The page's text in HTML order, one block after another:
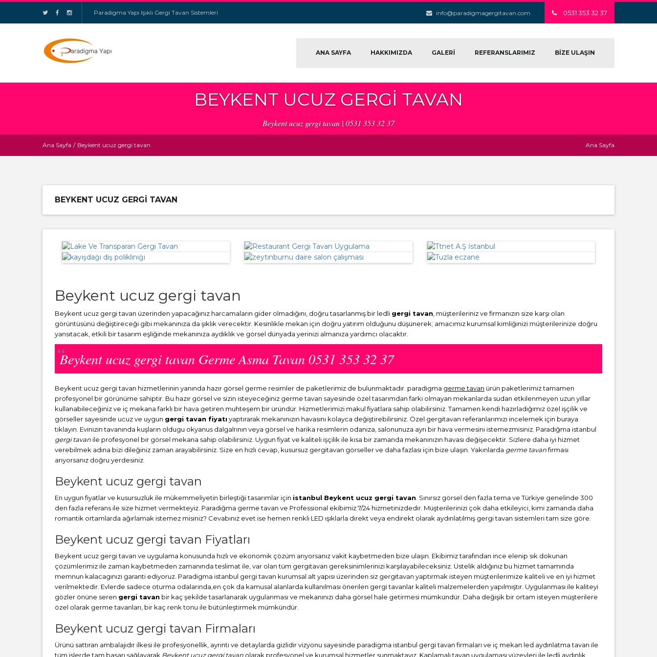
Paradigma Yapı Işıklı Gergi Tavan Sistemleri info@paradigmagergitavan.com 0531 353 32 37
ANA SAYFA HAKKIMIZDA GALERİ REFERANSLARIMIZ BİZE ULAŞIN
BEYKENT UCUZ GERGI TAVAN
Beykent ucuz gergi tavan | 0531 353 32 37
Ana Sayfa / Beykent ucuz gergi tavan Ana Sayfa
BEYKENT UCUZ GERGI TAVAN
Beykent ucuz gergi tavan
Beykent ucuz gergi tavan üzerinden yapacağınız harcamaların gider olmadığını, doğru tasarlanmış bir ledli gergi tavan , müşterileriniz ve firmanızın size karşı olan
görüntüsünü değiştireceği gibi mekanınıza da şıklık verecektir. Kesinlikle mekan için doğru yatırım olduğunu düşünerek; amacımız kurumsal kimliğinizi müşterilerinize doğru
yansıtacak, etkili bir tasarım eşliğinde mekanınıza aydıklık ve görsel dünyada yerinizi almanıza yardımcı olacaktır.
Beykent ucuz gergi tavan Germe Asma Tavan 0531 353 32 37
Beykent ucuz gergi tavan hizmetlerinin yanında hazır görsel germe resimler de paketlerimiz de bulunmaktadır. paradigma germe tavan ürün paketlerimiz tamamen
profesyonel bir görünüme sahiptir. Bu hazır görsel ve sizin isteyeceğiniz germe tavan sayesinde özel tasarımdan farkı olmayan mekanlarda sudan etkilenmeyen uzun yıllar
kullanabileceğiniz ve iç mekana farklı bir hava getiren muhteşem bir üründür. Hizmetlerimizi makul fiyatlara sahip olabilirsiniz. Tamamen kendi hazırladığımız özel işçilik ve
görseller sayesinde ucuz ve uygun gergi tavan fiyatı yaptırarak mekanınızın havasını kolayca değiştirebilirsiniz. Özel gergitavan referanlarımızı incelemek için buraya
tıklayın. Evinizin tavanında kuşların oldugu okyanus dalgalrının veya görsel ve harika resimlerin odanıza, salonunuza ayrı bir hava vermesini istemezmisiniz. Paradiğma istanbul
gergi tavan ile profesyonel bir görsel mekana sahip olabilirsiniz. Uygun fiyat ve kaliteli işçilik ile kısa bir zamanda mekanınızın havası değişecektir. Sizlere daha iyi hizmet
verebilmek adına bizi dileğiniz zaman arayabilirsiniz. Size en hızlı cevap, kusursuz gergitavan görseller ve daha fazlası için bize ulaşın. Yakınlarda germe tavanfirması
arıyorsanız doğru yerdesiniz.
Beykent ucuz gergi tavan
En uygun fiyatlar ve kusursuzluk ile mükemmeliyetin birleştiği tasarımlar için istanbul Beykent ucuz gergi tavan . Sınırsız görsel den fazla tema ve Türkiye genelinde 300
den fazla referans ile size hizmet vermekteyiz. Paradiğma germe tavan ve Professional ekibimiz 7/24 hizmetinizdedir. Müşterilerinizi çok daha etkileyici, kimi zamanda daha
romantik ortamlarda ağırlamak istemez misiniz? Cevabınız evet ise hemen renkli LED ışıklarla direkt veya endirekt olarak aydınlatılmış gergi tavan sistemleri tam size göre.
Beykent ucuz gergi tavan Fiyatları
Beykent ucuz gergi tavan ve uygulama konusunda hızlı ve ekonomik çözüm arıyorsanız vakit kaybetmeden bize ulaşın. Ekibimiz tarafından ince elenip sık dokunan
çözümlerimiz ile zaman kaybetmeden zamanında teslimat ile, var olan tüm gergitavan gereksinimlerinizi karşılayabileceksiniz. Üstelik aldığınız bu hizmet tamamında
memnun kalacagınızı garanti ediyoruz. Paradigma istanbul gergi tavan kurumsal alt yapısı üzerinden siz gergitavan yaptırmak isteyen müşterilerimize kaliteli ve en iyi hizmet
verilmektedir. Evlerde sadece oturma odalarında,en çok da kamusal alanlarda kullanılması önerilen gergi tavanlar kaliteli malzemelerden yapılmıştır. Uygulanması ile kaliteyi
gözler önüne seren gergi tavan bir kaç şekilde tasarlanarak uygulanması ve mekanınızı daha görsel hale getirmesi mümkündür. Daha değişik bir ortam isteyen müşterilere
özel olarak germe tavanları, bir kaç renk tonu ile bütünleştirmek mümkündür.
Beykent ucuz gergi tavan Firmaları
Ürünü sattıran ambalajıdır ilkesi ile profesyonellik, ayrıntı ve detaylarda gizlidir vizyonu sayesinde paradigma istanbul gergi tavan firmaları ve iç mekan led aydınlatma tavan ile
tüm işlerde tam başarı sağlayarak Beykent ucuz gergi tavan olarak profesyonel ve kurumsal hizmetler sunmaktayız. Kaplamalı tavan uygulaması yüzeyleri ile ledli aydınlık